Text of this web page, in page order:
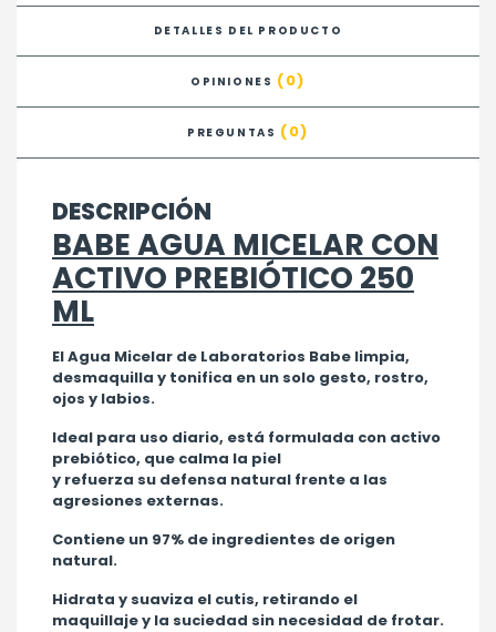
DETALLES DEL PRODUCTO
OPINIONES (0)
PREGUNTAS (0)
DESCRIPCIÓN
BABE AGUA MICELAR CON
ACTIVO PREBIÓTICO 250
ML
El Agua Micelar de Laboratorios Babe limpia,
desmaquilla y tonifica en un solo gesto, rostro,
ojos y labios.
Ideal para uso diario, está formulada con activo
prebiótico, que calma la piel
y refuerza su defensa natural frente a las
agresiones externas.
Contiene un 97% de ingredientes de origen
natural.
Hidrata y suaviza el cutis, retirando el
maquillaje y la suciedad sin necesidad de frotar.